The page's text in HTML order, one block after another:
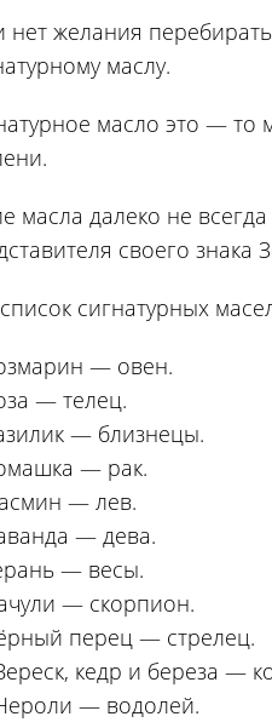
нет желания
маслу.
масло это — то
масла далеко не
своего знака
сигнатурных
— овен.
— телец.
— близнецы.
— рак.
— лев.
— дева.
— весы.
— скорпион.
перец — стрелец.
кедр и береза —
— водолей.